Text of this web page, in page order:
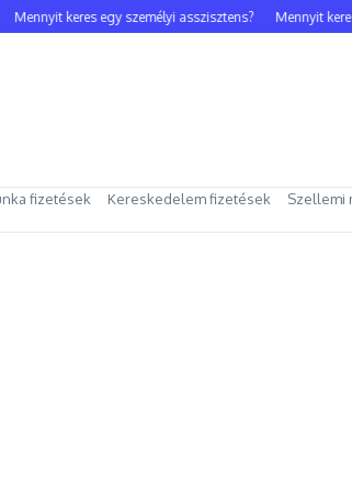
keres egy személyi asszisztens? Mennyit keres
fizetések Kereskedelem fizetések
Szellemi